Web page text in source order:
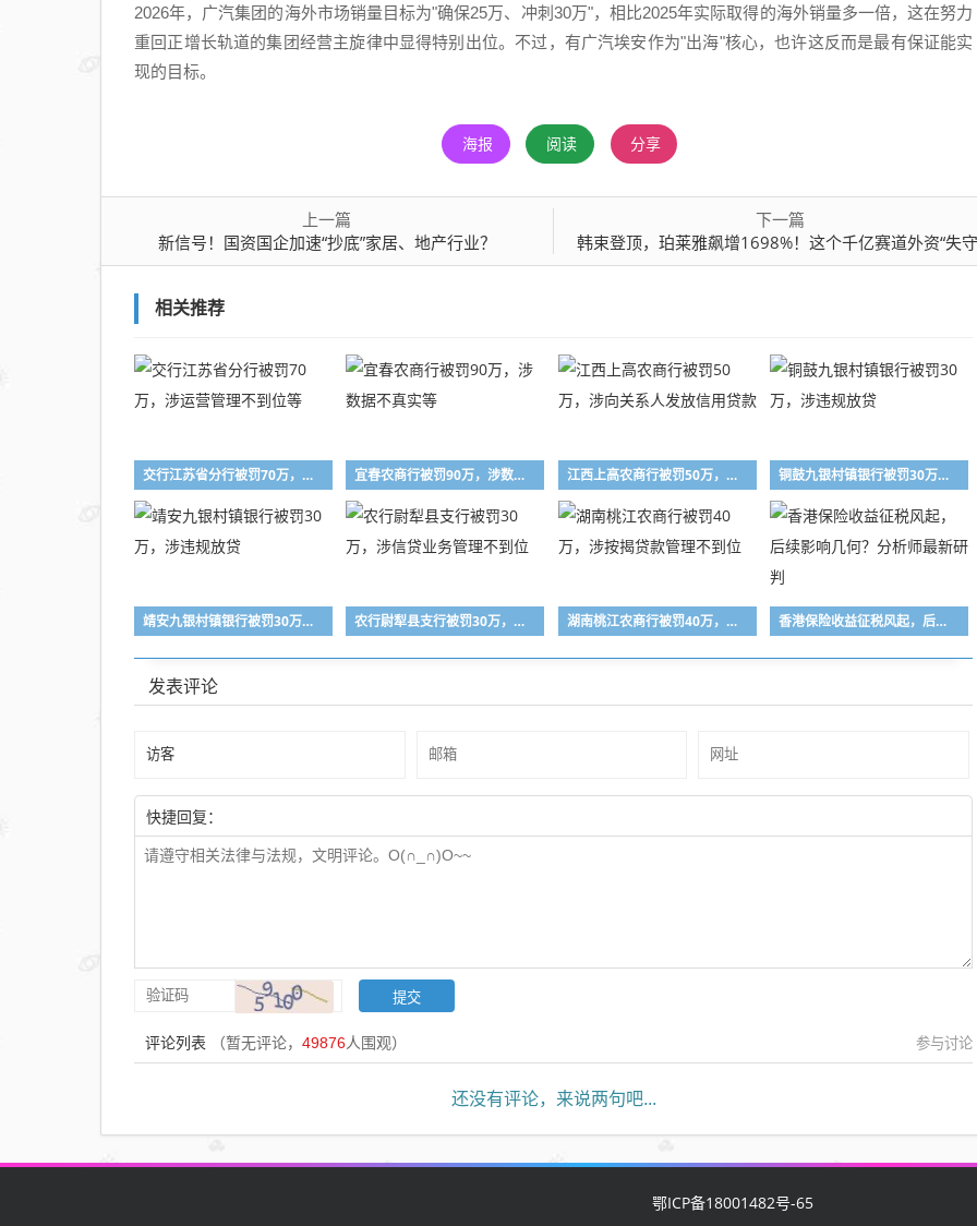
2026年，广汽集团的海外市场销量目标为"确保25万、冲刺30万"，相比2025年实际取得的海外销量多一倍，这在努力
重回正增长轨道的集团经营主旋律中显得特别出位。不过，有广汽埃安作为"出海"核心，也许这反而是最有保证能实
现的目标。
海报 阅读 分享
上一篇
新信号！国资国企加速“抄底”家居、地产行业？
下一篇
韩束登顶，珀莱雅飙增1698%！这个千亿赛道外资“失
相关推荐
交行江苏省分行被罚70万，涉运营管理不到位等 宜春农商行被罚90万，涉数据不真实等 江西上高农商行被罚50万，涉向关系人发放信用贷款 铜鼓九银村镇银行被罚30万，涉违规放贷
靖安九银村镇银行被罚30万，涉违规放贷 农行尉犁县支行被罚30万，涉信贷业务管理不到位 湖南桃江农商行被罚40万，涉按揭贷款管理不到位 香港保险收益征税风起，后续影响几何？分析师最新研判
发表评论
快捷回复：
评论列表 （暂无评论， 49876人围观） 参与讨论
还没有评论，来说两句吧...
鄂ICP备18001482号-65